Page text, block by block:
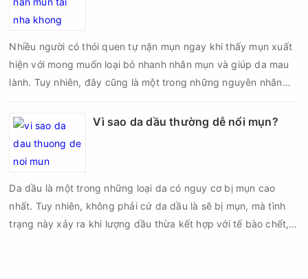
Nhiều người có thói quen tự nặn mụn ngay khi thấy mụn xuất
hiện với mong muốn loại bỏ nhanh nhân mụn và giúp da mau
lành. Tuy nhiên, đây cũng là một trong những nguyên nhân
tăng nguy cơ viêm nhiễm, thâm và sẹo.
Vì sao da dầu thường dễ nổi mụn?
Da dầu là một trong những loại da có nguy cơ bị mụn cao
nhất. Tuy nhiên, không phải cứ da dầu là sẽ bị mụn, mà tình
trạng này xảy ra khi lượng dầu thừa kết hợp với tế bào chết,